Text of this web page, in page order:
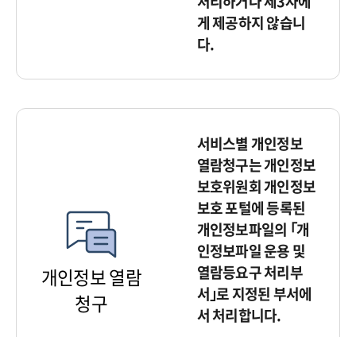
게 제공하지 않습니
다.
개인정보 열람
청구
서비스별 개인정보
열람청구는 개인정보
보호위원회 개인정보
보호 포털에 등록된
개인정보파일의 ｢개
인정보파일 운용 및
열람등요구 처리부
서｣로 지정된 부서에
서 처리합니다.